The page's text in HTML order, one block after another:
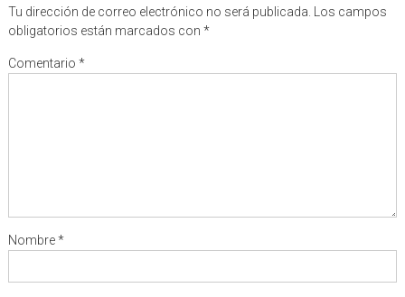
Tu dirección de correo electrónico no será publicada. Los campos
obligatorios están marcados con *
Comentario *
Nombre*